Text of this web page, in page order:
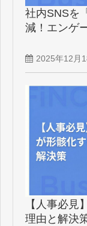
社内SNSを
減！エンゲ
2025年12月
【人事必見
理由と解決